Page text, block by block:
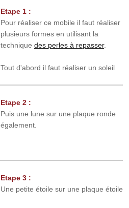
Etape 1 :
Pour réaliser ce mobile il faut réaliser
plusieurs formes en utilisant la
technique des perles à repasser.
Tout d'abord il faut réaliser un soleil
Etape 2 :
Puis une lune sur une plaque ronde
également.
Etape 3 :
Une petite étoile sur une plaque étoile